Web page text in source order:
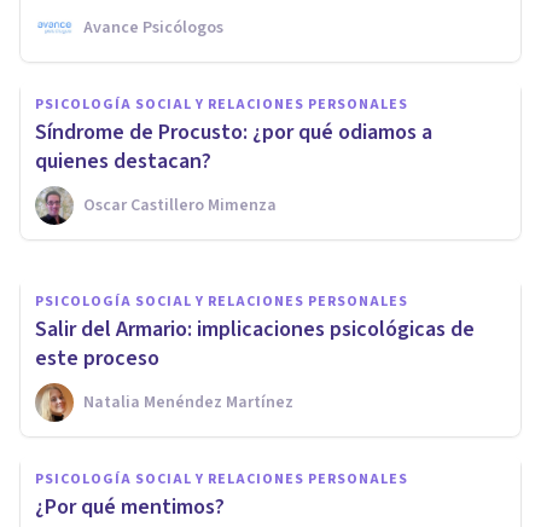
Avance Psicólogos
PSICOLOGÍA SOCIAL Y RELACIONES PERSONALES
Síndrome de Procusto: ¿por qué odiamos a
quienes destacan?
Oscar Castillero Mimenza
¿Se puede eliminar la
Necesidad de Aprobación?
Javi Soriano
PSICOLOGÍA SOCIAL Y RELACIONES PERSONALES
Salir del Armario: implicaciones psicológicas de
este proceso
Natalia Menéndez Martínez
PSICOLOGÍA SOCIAL Y RELACIONES PERSONALES
¿Por qué mentimos?